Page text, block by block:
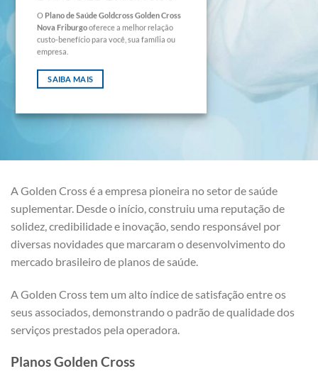
O Plano de SaúdeGoldcross Golden Cross
Nova Friburgooferece a melhor relação
custo-benefício para você, sua família ou
empresa.
SAIBA MAIS
A Golden Cross é a empresa pioneira no setor de saúde
suplementar. Desde o início, construiu uma reputação de
solidez, credibilidade e inovação, sendo responsável por
diversas novidades que marcaram o desenvolvimento do
mercado brasileiro de planos de saúde.
A Golden Cross tem um alto índice de satisfação entre os
seus associados, demonstrando o padrão de qualidade dos
serviços prestados pela operadora.
Planos Golden Cross